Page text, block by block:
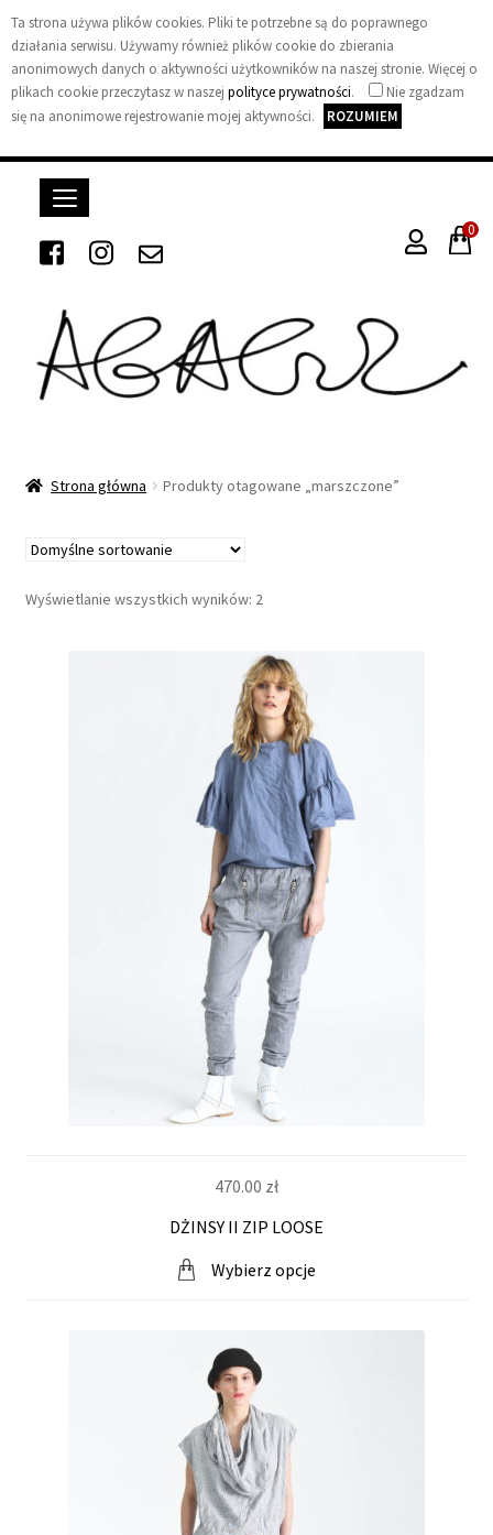
Ta strona używa plików cookies. Pliki te potrzebne są do poprawnego
działania serwisu. Używamy również plików cookie do zbierania
anonimowych danych o aktywności użytkowników na naszej stronie. Więcej o
plikach cookie przeczytasz w naszej polityce prywatności.
Nie zgadzam
się na anonimowe rejestrowanie mojej aktywności.
ROZUMIEM
A
a
u
z
s
k
l
e
p
n
t
r
n
t
o
w
0
Strona główna Produkty otagowane „marszczone”
Wyświetlanie wszystkich wyników: 2
Wybierz opcje
470.00 zł
DŻINSY II ZIP LOOSE